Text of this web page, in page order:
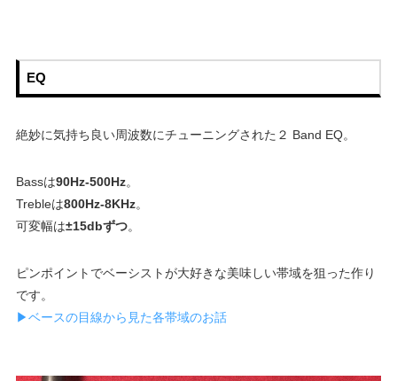
EQ
絶妙に気持ち良い周波数にチューニングされた２ Band EQ。
Bassは90Hz-500Hz。
Trebleは800Hz-8KHz。
可変幅は±15dbずつ。
ピンポイントでベーシストが大好きな美味しい帯域を狙った作り
です。
▶︎ベースの目線から見た各帯域のお話